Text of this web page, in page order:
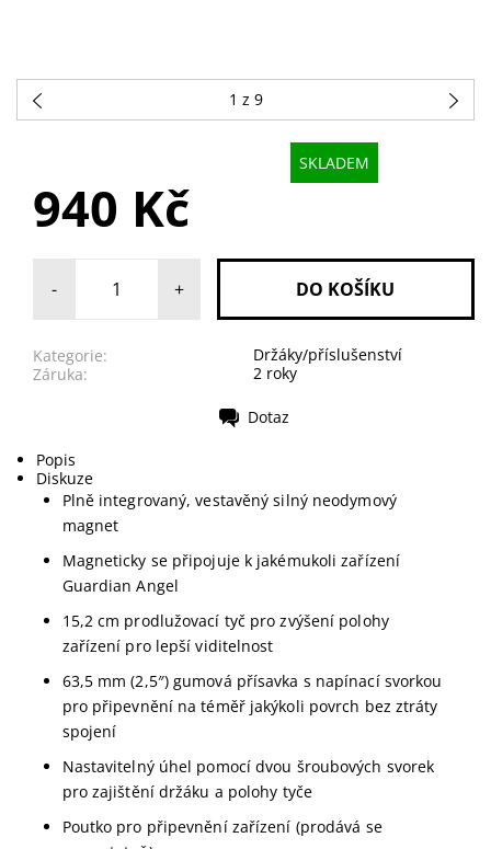
1 z 9
SKLADEM
940 Kč
- +
Kategorie:
Držáky/příslušenství
Záruka:
2 roky
Dotaz
Popis
Diskuze
Plně integrovaný, vestavěný silný neodymový
magnet
Magneticky se připojuje k jakémukoli zařízení
Guardian Angel
15,2 cm prodlužovací tyč pro zvýšení polohy
zařízení pro lepší viditelnost
63,5 mm (2,5″) gumová přísavka s napínací svorkou
pro připevnění na téměř jakýkoli povrch bez ztráty
spojení
Nastavitelný úhel pomocí dvou šroubových svorek
pro zajištění držáku a polohy tyče
Poutko pro připevnění zařízení (prodává se